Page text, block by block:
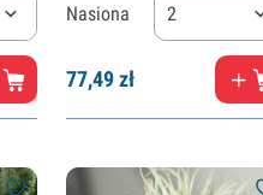
Nasiona 2
77,49zł